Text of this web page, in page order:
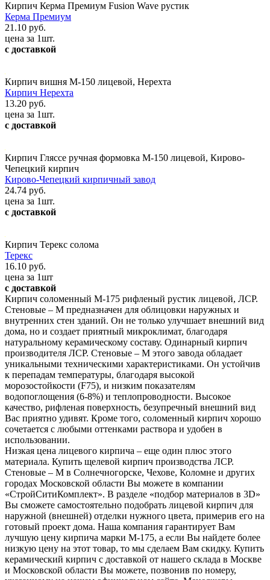
Кирпич Керма Премиум Fusion Wave рустик
Керма Премиум
21.10 руб.
цена за 1шт.
с доставкой
Кирпич вишня М-150 лицевой, Нерехта
Кирпич Нерехта
13.20 руб.
цена за 1шт.
с доставкой
Кирпич Гляссе ручная формовка М-150 лицевой, Кирово-
Чепецкий кирпич
Кирово-Чепецкий кирпичный завод
24.74 руб.
цена за 1шт.
с доставкой
Кирпич Терекс солома
Терекс
16.10 руб.
цена за 1шт
с доставкой
Кирпич соломенный М-175 рифленый рустик лицевой, ЛСР.
Стеновые – М предназначен для облицовки наружных и
внутренних стен зданий. Он не только улучшает внешний вид
дома, но и создает приятный микроклимат, благодаря
натуральному керамическому составу. Одинарный кирпич
производителя ЛСР. Стеновые – М этого завода обладает
уникальными техническими характеристиками. Он устойчив
к перепадам температуры, благодаря высокой
морозостойкости (F75), и низким показателям
водопоглощения (6-8%) и теплопроводности. Высокое
качество, рифленая поверхность, безупречный внешний вид
Вас приятно удивят. Кроме того, соломенный кирпич хорошо
сочетается с любыми оттенками раствора и удобен в
использовании.
Низкая цена лицевого кирпича – еще один плюс этого
материала. Купить щелевой кирпич производства ЛСР.
Стеновые – М в Солнечногорске, Чехове, Коломне и других
городах Московской области Вы можете в компании
«СтройСитиКомплект». В разделе «подбор материалов в 3D»
Вы сможете самостоятельно подобрать лицевой кирпич для
наружной (внешней) отделки нужного цвета, примерив его на
готовый проект дома. Наша компания гарантирует Вам
лучшую цену кирпича марки М-175, а если Вы найдете более
низкую цену на этот товар, то мы сделаем Вам скидку. Купить
керамический кирпич с доставкой от нашего склада в Москве
и Московской области Вы можете, позвонив по номеру,